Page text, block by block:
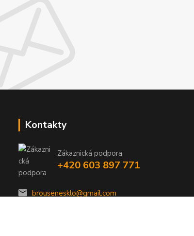
Kontakty
Zákaznická podpora
+420 603 897 771
brousenesklo@gmail.com